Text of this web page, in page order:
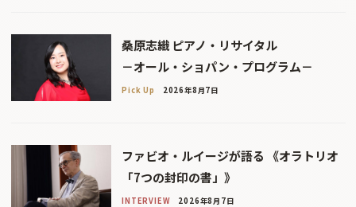
桑原志織 ピアノ・リサイタル
－オール・ショパン・プログラム－
Pick Up 2026年8月7日
ファビオ・ルイージが語る 《オラトリオ
「7つの封印の書」》
INTERVIEW 2026年8月7日